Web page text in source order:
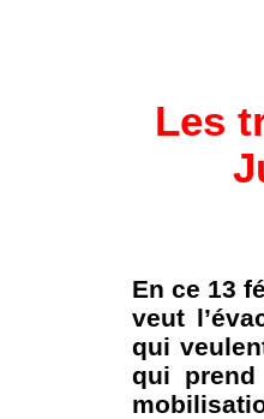
Les
En ce 13
veut
qui
qui